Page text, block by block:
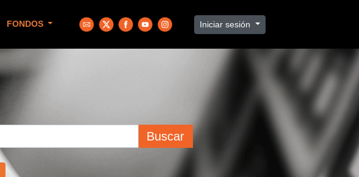
FONDOS Iniciar sesión
Buscar